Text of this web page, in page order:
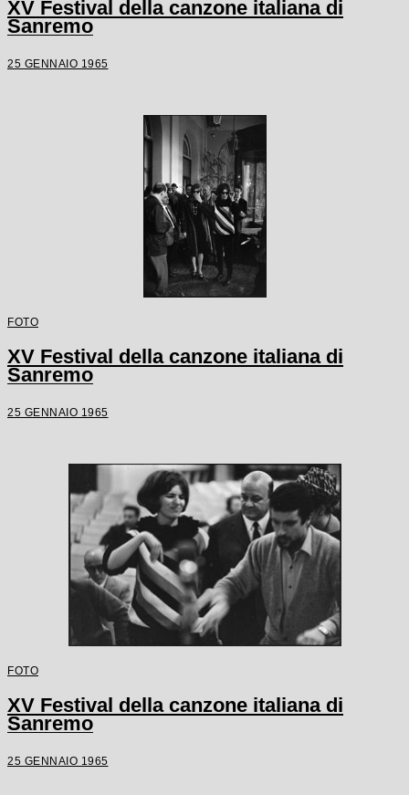
XV Festival della canzone italiana di
Sanremo
25 GENNAIO 1965
FOTO
XV Festival della canzone italiana di
Sanremo
25 GENNAIO 1965
FOTO
XV Festival della canzone italiana di
Sanremo
25 GENNAIO 1965